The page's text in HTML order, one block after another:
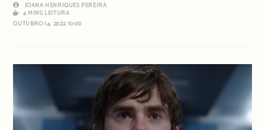
JOANA HENRIQUES PEREIRA
4 MINS LEITURA
OUTUBRO 14, 2022 10:00